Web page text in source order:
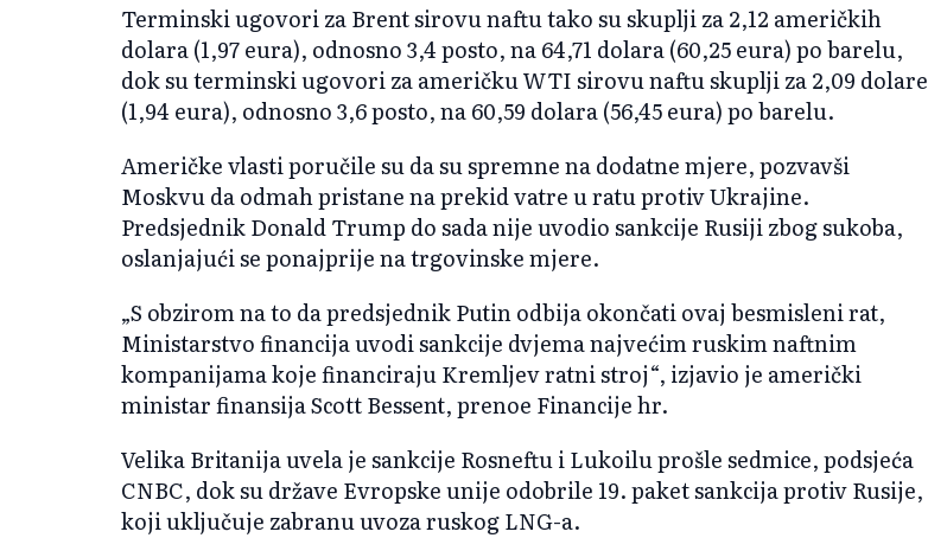
Terminski ugovori za Brent sirovu naftu tako su skuplji za 2,12 američkih
dolara (1,97 eura), odnosno 3,4 posto, na 64,71 dolara (60,25 eura) po barelu,
dok su terminski ugovori za američku WTI sirovu naftu skuplji za 2,09 dolare
(1,94 eura), odnosno 3,6 posto, na 60,59 dolara (56,45 eura) po barelu.
Američke vlasti poručile su da su spremne na dodatne mjere, pozvavši
Moskvu da odmah pristane na prekid vatre u ratu protiv Ukrajine.
Predsjednik Donald Trump do sada nije uvodio sankcije Rusiji zbog sukoba,
oslanjajući se ponajprije na trgovinske mjere.
„S obzirom na to da predsjednik Putin odbija okončati ovaj besmisleni rat,
Ministarstvo financija uvodi sankcije dvjema najvećim ruskim naftnim
kompanijama koje financiraju Kremljev ratni stroj“, izjavio je američki
ministar finansija Scott Bessent, prenoe Financije hr.
Velika Britanija uvela je sankcije Rosneftu i Lukoilu prošle sedmice, podsjeća
CNBC, dok su države Evropske unije odobrile 19. paket sankcija protiv Rusije,
koji uključuje zabranu uvoza ruskog LNG-a.